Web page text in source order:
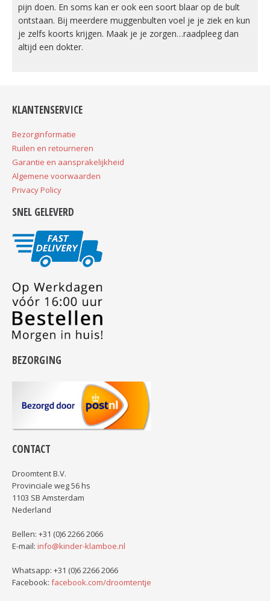
pijn doen. En soms kan er ook een soort blaar op de bult
ontstaan. Bij meerdere muggenbulten voel je je ziek en kun
je zelfs koorts krijgen. Maak je je zorgen…raadpleeg dan
altijd een dokter.
KLANTENSERVICE
Bezorginformatie
Ruilen en retourneren
Garantie en aansprakelijkheid
Algemene voorwaarden
Privacy Policy
SNEL GELEVERD
BEZORGING
CONTACT
Droomtent B.V.
Provinciale weg 56 hs
1103 SB Amsterdam
Nederland
Bellen: +31 (0)6 2266 2066
E-mail: info@kinder-klamboe.nl
Whatsapp: +31 (0)6 2266 2066
Facebook: facebook.com/droomtentje